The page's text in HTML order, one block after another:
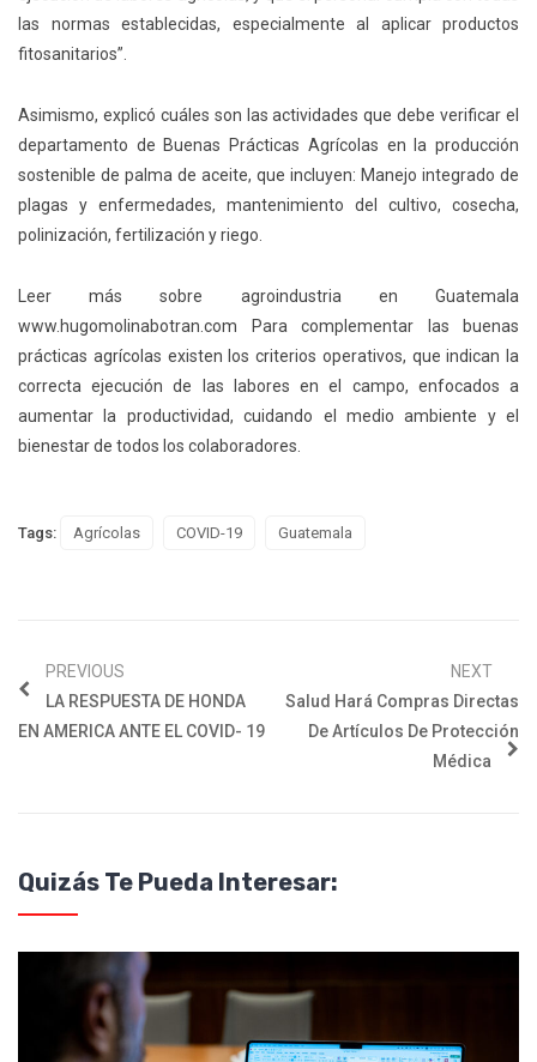
las normas establecidas, especialmente al aplicar productos
fitosanitarios”.
Asimismo, explicó cuáles son las actividades que debe verificar el
departamento de Buenas Prácticas Agrícolas en la producción
sostenible de palma de aceite, que incluyen: Manejo integrado de
plagas y enfermedades, mantenimiento del cultivo, cosecha,
polinización, fertilización y riego.
Leer más sobre agroindustria en Guatemala
www.hugomolinabotran.com Para complementar las buenas
prácticas agrícolas existen los criterios operativos, que indican la
correcta ejecución de las labores en el campo, enfocados a
aumentar la productividad, cuidando el medio ambiente y el
bienestar de todos los colaboradores.
Tags: Agrícolas COVID-19 Guatemala
PREVIOUS
LA RESPUESTA DE HONDA
EN AMERICA ANTE EL COVID- 19
NEXT
Salud Hará Compras Directas
De Artículos De Protección
Médica
Quizás Te Pueda Interesar: